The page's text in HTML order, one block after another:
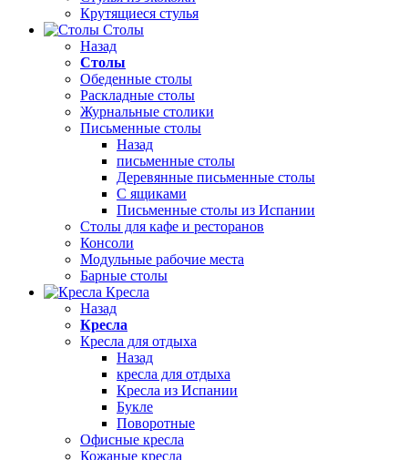
Крутящиеся стулья
Столы
Назад
Столы
Обеденные столы
Раскладные столы
Журнальные столики
Письменные столы
Назад
письменные столы
Деревянные письменные столы
С ящиками
Письменные столы из Испании
Столы для кафе и ресторанов
Консоли
Модульные рабочие места
Барные столы
Кресла
Назад
Кресла
Кресла для отдыха
Назад
кресла для отдыха
Кресла из Испании
Букле
Поворотные
Офисные кресла
Кожаные кресла